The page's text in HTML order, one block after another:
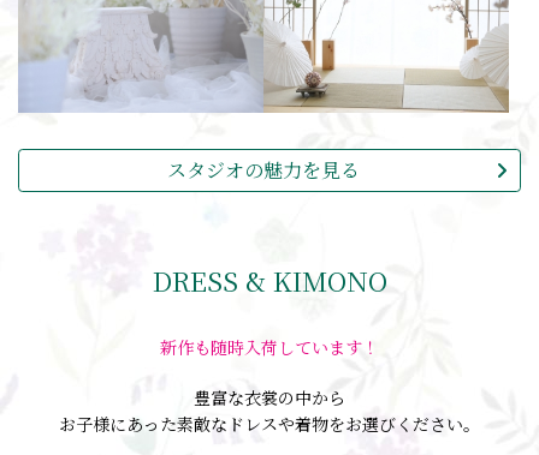
スタジオの魅力を見る
DRESS & KIMONO
新作も随時入荷しています！
豊富な衣裳の中から
お子様にあった素敵なドレスや着物をお選びください。